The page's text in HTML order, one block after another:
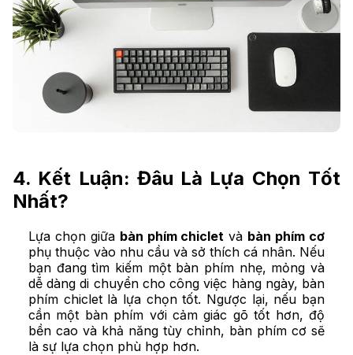
4. Kết Luận: Đâu Là Lựa Chọn Tốt
Nhất?
Lựa chọn giữa bàn phím chiclet và bàn phím cơ
phụ thuộc vào nhu cầu và sở thích cá nhân. Nếu
bạn đang tìm kiếm một bàn phím nhẹ, mỏng và
dễ dàng di chuyển cho công việc hàng ngày, bàn
phím chiclet là lựa chọn tốt. Ngược lại, nếu bạn
cần một bàn phím với cảm giác gõ tốt hơn, độ
bền cao và khả năng tùy chỉnh, bàn phím cơ sẽ
là sự lựa chọn phù hợp hơn.